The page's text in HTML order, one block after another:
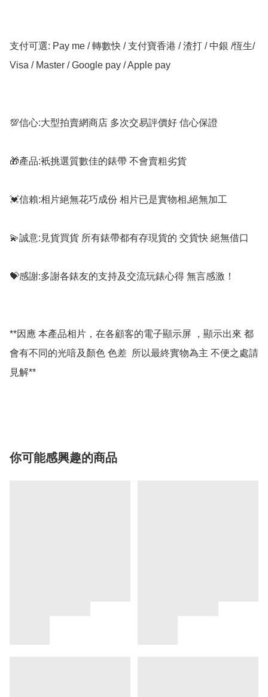
支付可選: Pay me / 轉數快 / 支付寶香港 / 渣打 / 中銀 /恆生/
Visa / Master / Google pay / Apple pay
💯信心:大型拍賣網商店 多次交易評價好 信心保證
🎁產品:衹挑選質數佳的錶帶 不會賣粗劣貨
💓信賴:相片絕無花巧成份 相片已是實物相,絕無加工
💫誠意:見貨買貨 所有錶帶都有存現貨的 交貨快 絕無借口
💝感謝:多謝各錶友的支持及交流玩錶心得 無言感激！
**因應 本產品相片，在各顧客的電子顯示屏 ，顯示出來 都
會有不同的光喑及顏色 色差  所以最終實物為主 不便之處請
見解**
你可能感興趣的商品